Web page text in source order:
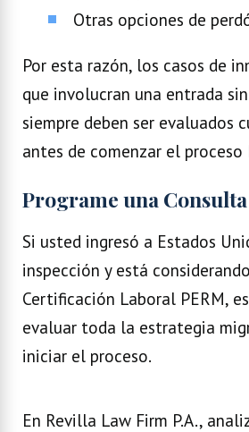
Otras opciones de
Por esta razón, los casos de
que involucran una entrada
siempre deben ser evaluados
antes de comenzar el proceso
Programe una Consulta
Si usted ingresó a Estados
inspección y está
Certificación Laboral PERM,
evaluar toda la estrategia
iniciar el proceso.
En Revilla Law Firm P.A.,